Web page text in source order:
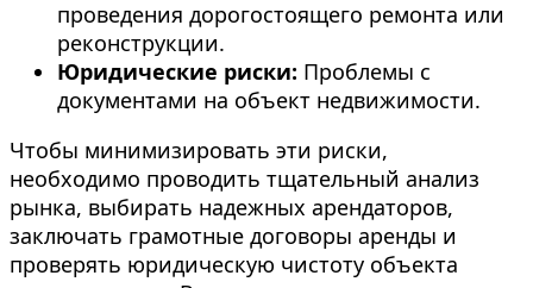
проведения дорогостоящего ремонта или
реконструкции.
Юридические риски: Проблемы с
документами на объект недвижимости.
Чтобы минимизировать эти риски,
необходимо проводить тщательный анализ
рынка, выбирать надежных арендаторов,
заключать грамотные договоры аренды и
проверять юридическую чистоту объекта